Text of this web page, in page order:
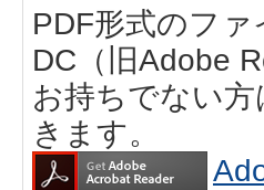
PDF形式のフ
DC（旧Adobe
お持ちでない
きます。